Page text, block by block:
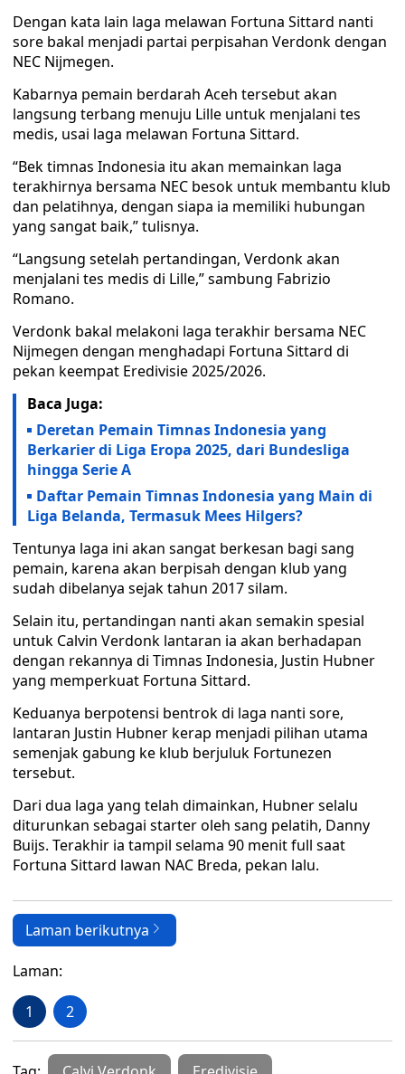
Dengan kata lain laga melawan Fortuna Sittard nanti
sore bakal menjadi partai perpisahan Verdonk dengan
NEC Nijmegen.
Kabarnya pemain berdarah Aceh tersebut akan
langsung terbang menuju Lille untuk menjalani tes
medis, usai laga melawan Fortuna Sittard.
“Bek timnas Indonesia itu akan memainkan laga
terakhirnya bersama NEC besok untuk membantu klub
dan pelatihnya, dengan siapa ia memiliki hubungan
yang sangat baik,” tulisnya.
“Langsung setelah pertandingan, Verdonk akan
menjalani tes medis di Lille,” sambung Fabrizio
Romano.
Verdonk bakal melakoni laga terakhir bersama NEC
Nijmegen dengan menghadapi Fortuna Sittard di
pekan keempat Eredivisie 2025/2026.
Baca Juga:
Deretan Pemain Timnas Indonesia yang
Berkarier di Liga Eropa 2025, dari Bundesliga
hingga Serie A
Daftar Pemain Timnas Indonesia yang Main di
Liga Belanda, Termasuk Mees Hilgers?
Tentunya laga ini akan sangat berkesan bagi sang
pemain, karena akan berpisah dengan klub yang
sudah dibelanya sejak tahun 2017 silam.
Selain itu, pertandingan nanti akan semakin spesial
untuk Calvin Verdonk lantaran ia akan berhadapan
dengan rekannya di Timnas Indonesia, Justin Hubner
yang memperkuat Fortuna Sittard.
Keduanya berpotensi bentrok di laga nanti sore,
lantaran Justin Hubner kerap menjadi pilihan utama
semenjak gabung ke klub berjuluk Fortunezen
tersebut.
Dari dua laga yang telah dimainkan, Hubner selalu
diturunkan sebagai starter oleh sang pelatih, Danny
Buijs. Terakhir ia tampil selama 90 menit full saat
Fortuna Sittard lawan NAC Breda, pekan lalu.
Laman berikutnya
Laman:
1 2